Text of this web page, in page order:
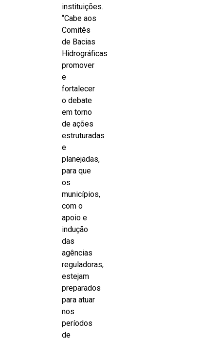
instituições.
“Cabe aos
Comitês
de Bacias
Hidrográficas
promover
e
fortalecer
o debate
em torno
de ações
estruturadas
e
planejadas,
para que
os
municípios,
com o
apoio e
indução
das
agências
reguladoras,
estejam
preparados
para atuar
nos
períodos
de